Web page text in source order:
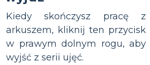
Kiedy skończysz pracę z
arkuszem, kliknij ten przycisk
w prawym dolnym rogu, aby
wyjść z serii ujęć.